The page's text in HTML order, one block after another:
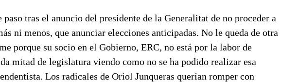
tras el anuncio del presidente de la Generalitat de no proceder a
ni menos, que anunciar elecciones anticipadas. No le queda de otra
porque su socio en el Gobierno, ERC, no está por la labor de
mitad de legislatura viendo como no se ha podido realizar esa
Los radicales de Oriol Junqueras querían romper con